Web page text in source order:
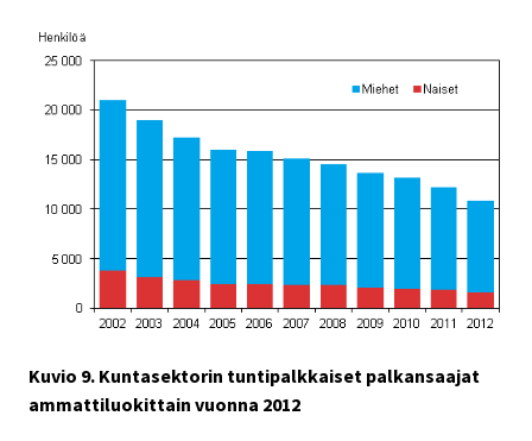
Kuvio 9. Kuntasektorin tuntipalkkaiset palkansaajat
ammattiluokittain vuonna 2012